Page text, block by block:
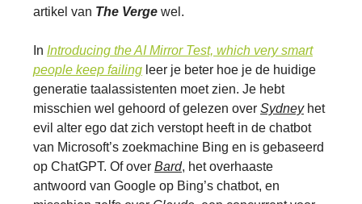
artikel van The Verge wel.
In Introducing the AI Mirror Test, which very smart
people keep failing leer je beter hoe je de huidige
generatie taalassistenten moet zien. Je hebt
misschien wel gehoord of gelezen over Sydneyhet
evil alter ego dat zich verstopt heeft in de chatbot
van Microsoft’s zoekmachine Bing en is gebaseerd
op ChatGPT. Of over Bard, het overhaaste
antwoord van Google op Bing’s chatbot, en